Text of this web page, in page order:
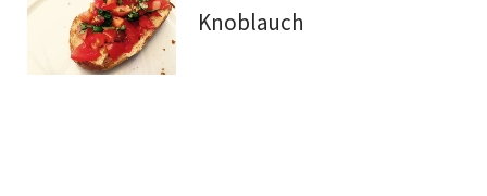
Knoblauch